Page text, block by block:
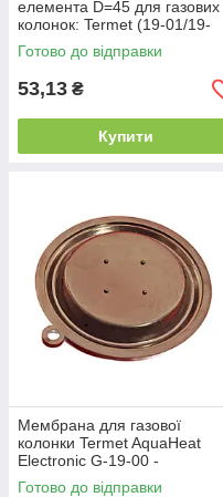
елемента D=45 для газових
колонок: Termet (19-01/19-
02), Mora (5502/55707), Neva
(5013/5014) -
Готово до відправки
53,13 ₴
Купити
Мембрана для газової
колонки Termet AquaHeat
Electronic G-19-00 -
Z0100.03.02.01
Готово до відправки